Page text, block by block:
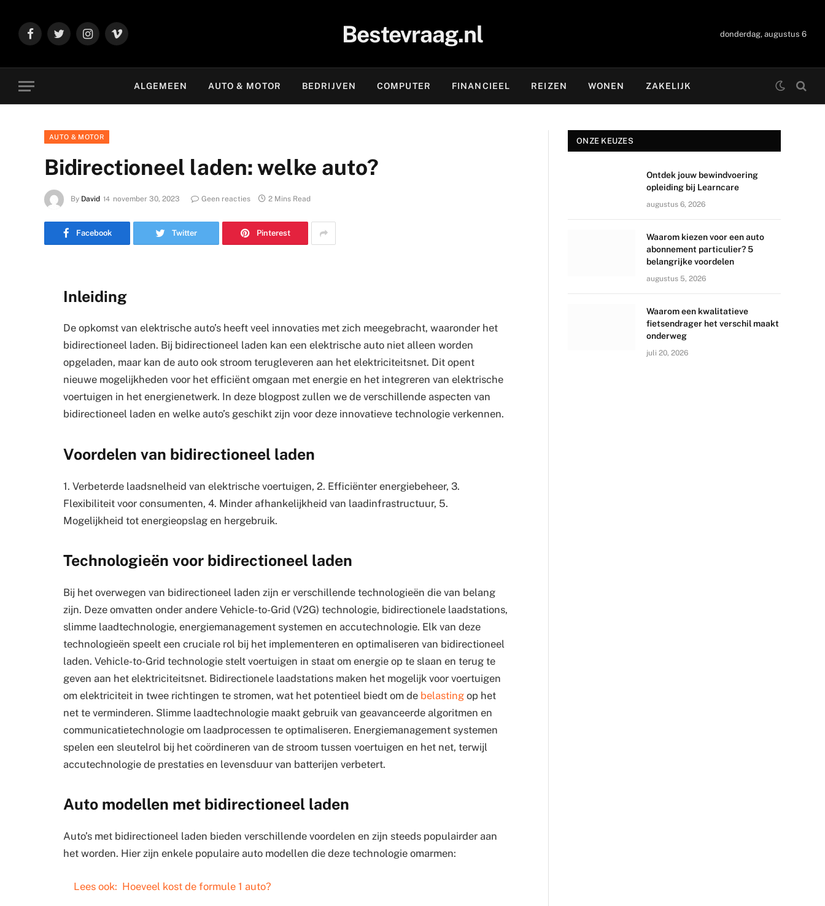
FacebookTwitter Instagram
Vimeo Bestevraag.nl donderdag, augustus 6
ALGEMEEN AUTO & MOTOR BEDRIJVEN COMPUTER FINANCIEEL REIZEN WONEN ZAKELIJK
AUTO & MOTOR
Bidirectioneel laden: welke auto?
By David november 30, 2023 Geen reacties 2 Mins Read
Facebook Twitter Pinterest
Inleiding
De opkomst van elektrische auto’s heeft veel innovaties met zich meegebracht, waaronder het
bidirectioneel laden. Bij bidirectioneel laden kan een elektrische auto niet alleen worden
opgeladen, maar kan de auto ook stroom terugleveren aan het elektriciteitsnet. Dit opent
nieuwe mogelijkheden voor het efficiënt omgaan met energie en het integreren van elektrische
voertuigen in het energienetwerk. In deze blogpost zullen we de verschillende aspecten van
bidirectioneel laden en welke auto’s geschikt zijn voor deze innovatieve technologie verkennen.
Voordelen van bidirectioneel laden
1. Verbeterde laadsnelheid van elektrische voertuigen, 2. Efficiënter energiebeheer, 3.
Flexibiliteit voor consumenten, 4. Minder afhankelijkheid van laadinfrastructuur, 5.
Mogelijkheid tot energieopslag en hergebruik.
Technologieën voor bidirectioneel laden
Bij het overwegen van bidirectioneel laden zijn er verschillende technologieën die van belang
zijn. Deze omvatten onder andere Vehicle-to-Grid (V2G) technologie, bidirectionele laadstations,
slimme laadtechnologie, energiemanagement systemen en accutechnologie. Elk van deze
technologieën speelt een cruciale rol bij het implementeren en optimaliseren van bidirectioneel
laden. Vehicle-to-Grid technologie stelt voertuigen in staat om energie op te slaan en terug te
geven aan het elektriciteitsnet. Bidirectionele laadstations maken het mogelijk voor voertuigen
om elektriciteit in twee richtingen te stromen, wat het potentieel biedt om de belasting op het
net te verminderen. Slimme laadtechnologie maakt gebruik van geavanceerde algoritmen en
communicatietechnologie om laadprocessen te optimaliseren. Energiemanagement systemen
spelen een sleutelrol bij het coördineren van de stroom tussen voertuigen en het net, terwijl
accutechnologie de prestaties en levensduur van batterijen verbetert.
Auto modellen met bidirectioneel laden
Auto’s met bidirectioneel laden bieden verschillende voordelen en zijn steeds populairder aan
het worden. Hier zijn enkele populaire auto modellen die deze technologie omarmen:
Lees ook: Hoeveel kost de formule 1 auto?
ONZE KEUZES
Ontdek jouw bewindvoering
opleiding bij Learncare
augustus 6, 2026
Waarom kiezen voor een auto
abonnement particulier? 5
belangrijke voordelen
augustus 5, 2026
Waarom een kwalitatieve
fietsendrager het verschil maakt
onderweg
juli 20, 2026